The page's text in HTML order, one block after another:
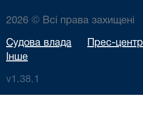
2026 © Всі права захищені
Судова влада Прес-центр
Інше
v1.38.1